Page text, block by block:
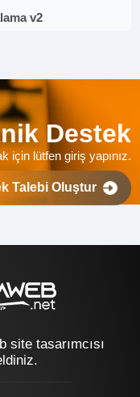
v2
Destek
için lütfen giriş yapınız.
Talebi Oluştur
site tasarımcısı